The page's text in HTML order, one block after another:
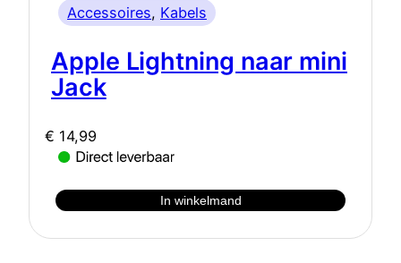
Accessoires, Kabels
Apple Lightning naar mini
Jack
€ 14,99
In winkelmand